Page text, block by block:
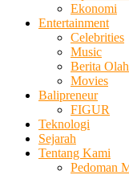
Ekonomi
Entertainment
Celebrities
Music
Berita
Movies
Balipreneur
FIGUR
Teknologi
Sejarah
Tentang Kami
Pedoman